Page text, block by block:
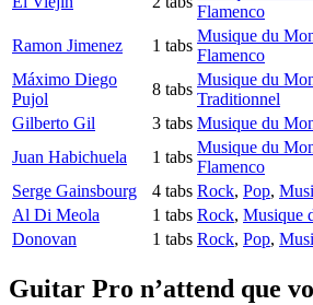
Flamenco
Ramon Jimenez
1 tabs
Musique du
Flamenco
Máximo Diego
Pujol
8 tabs
Musique du
Traditionnel
Gilberto Gil
3 tabs Musique du
Juan Habichuela
1 tabs
Musique du
Flamenco
Serge Gainsbourg
4 tabs Rock, Pop,
Al Di Meola
1 tabs Rock, Musique
Donovan
1 tabs Rock, Pop,
Guitar Pro n’attend que